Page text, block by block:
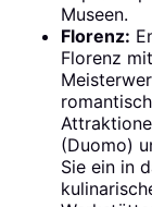
Museen.
Florenz:
Florenz
(Duomo)
Sie ein in